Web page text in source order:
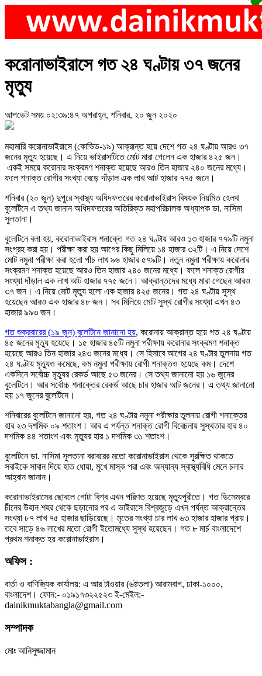
করোনাভাইরাসে গত ২৪ ঘণ্টায় ৩৭ জনের
মৃত্যু
আপডেট সময় ০২:৩৯:৪৭ অপরাহ্ন, শনিবার, ২০ জুন ২০২০
মহামারি করোনাভাইরাসে (কোভিড-১৯) আক্রান্ত হয়ে দেশে গত ২৪ ঘণ্টায় আরও ৩৭
জনের মৃত্যু হয়েছে। এ নিয়ে ভাইরাসটিতে মোট মারা গেলেন এক হাজার ৪২৫ জন।
একই সময়ে করোনার সংক্রমণ শনাক্ত হয়েছে আরও তিন হাজার ২৪০ জনের মধ্যে।
ফলে শনাক্ত রোগীর সংখ্যা বেড়ে দাঁড়াল এক লাখ আট হাজার ৭৭৫ জনে।
শনিবার (২০ জুন) দুপুরে স্বাস্থ্য অধিদফতরের করোনাভাইরাস বিষয়ক নিয়মিত হেলথ
বুলেটিনে এ তথ্য জানান অধিদফতরের অতিরিক্ত মহাপরিচালক অধ্যাপক ডা. নাসিমা
সুলতানা।
বুলেটিনে বলা হয়, করোনাভাইরাস শনাক্তে গত ২৪ ঘণ্টায় আরও ১৩ হাজার ৭৭৯টি নমুনা
সংগ্রহ করা হয়। পরীক্ষা করা হয় আগের কিছু মিলিয়ে ১৪ হাজার ৩২টি। এ নিয়ে দেশে
মোট নমুনা পরীক্ষা করা হলো পাঁচ লাখ ৯৬ হাজার ৫৭৯টি। নতুন নমুনা পরীক্ষায় করোনার
সংক্রমণ শনাক্ত হয়েছে আরও তিন হাজার ২৪০ জনের মধ্যে। ফলে শনাক্ত রোগীর
সংখ্যা দাঁড়াল এক লাখ আট হাজার ৭৭৫ জনে। আক্রান্তদের মধ্যে মারা গেছেন আরও
৩৭ জন। এ নিয়ে মোট মৃত্যু হলো এক হাজার ৪২৫ জনের। গত ২৪ ঘণ্টায় সুস্থ
হয়েছেন আরও এক হাজার ৪৮ জন। সব মিলিয়ে মোট সুস্থ রোগীর সংখ্যা এখন ৪৩
হাজার ৯৯৩ জন।
গত শুক্রবারের (১৯ জুন) বুলেটিনে জানানো হয়, করোনায় আক্রান্ত হয়ে গত ২৪ ঘণ্টায়
৪৫ জনের মৃত্যু হয়েছে। ১৫ হাজার ৪৫টি নমুনা পরীক্ষায় করোনার সংক্রমণ শনাক্ত
হয়েছে আরও তিন হাজার ২৪৩ জনের মধ্যে। সে হিসাবে আগের ২৪ ঘণ্টার তুলনায় গত
২৪ ঘণ্টায় মৃত্যুও কমেছে, কম নমুনা পরীক্ষায় রোগী শনাক্তও হয়েছে কম। দেশে
একদিনে সর্বোচ্চ মৃত্যুর রেকর্ড আছে ৫৩ জনের। সে তথ্য জানানো হয় ১৬ জুনের
বুলেটিনে। আর সর্বোচ্চ শনাক্তের রেকর্ড আছে চার হাজার আট জনের। এ তথ্য জানানো
হয় ১৭ জুনের বুলেটিনে।
শনিবারের বুলেটিনে জানানো হয়, গত ২৪ ঘণ্টায় নমুনা পরীক্ষার তুলনায় রোগী শনাক্তের
হার ২৩ দশমিক ০৯ শতাংশ। আর এ পর্যন্ত শনাক্ত রোগী বিবেচনায় সুস্থতার হার ৪০
দশমিক ৪৪ শতাংশ এবং মৃত্যুর হার ১ দশমিক ৩১ শতাংশ।
বুলেটিনে ডা. নাসিমা সুলতানা বরাবরের মতো করোনাভাইরাস থেকে সুরক্ষিত থাকতে
সবাইকে সাবান দিয়ে হাত ধোয়া, মুখে মাস্ক পরা এবং অন্যান্য স্বাস্থ্যবিধি মেনে চলার
আহ্বান জানান।
করোনাভাইরাসের ছোবলে গোটা বিশ্ব এখন পরিণত হয়েছে মৃত্যুপুরীতে। গত ডিসেম্বরে
চীনের উহান শহর থেকে ছড়ানোর পর এ ভাইরাসে বিশ্বজুড়ে এখন পর্যন্ত আক্রান্তের
সংখ্যা ৮৭ লাখ ৭৫ হাজার ছাড়িয়েছে। মৃতের সংখ্যা চার লাখ ৬৩ হাজার হাজার প্রায়।
তবে সাড়ে ৪৬ লাখের মতো রোগী ইতোমধ্যে সুস্থ হয়েছেন। গত ৮ মার্চ বাংলাদেশে
প্রথম শনাক্ত হয় করোনাভাইরাস।
অফিস :
বার্তা ও বাণিজ্যিক কার্যালয়: এ আর টাওয়ার (৬ষ্টতলা) আরামবাগ, ঢাকা-১০০০,
বাংলাদেশ। ফোন:- ০১৯১৭৩২২৫২৩ ই-মেইল:-
dainikmuktabangla@gmail.com
সম্পাদক
মোঃ আনিসুজ্জামান